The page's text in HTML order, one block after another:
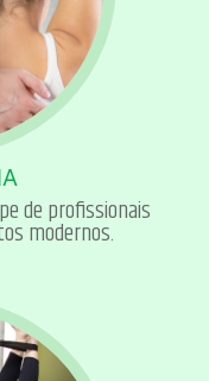
de profissionais
modernos.